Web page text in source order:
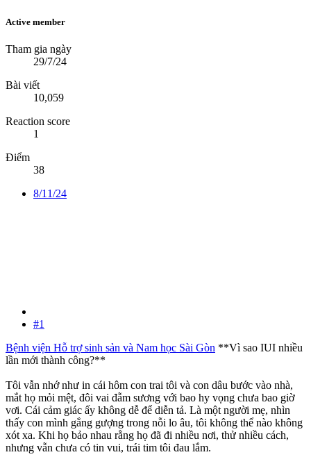
Active member
Tham gia ngày
29/7/24
Bài viết
10,059
Reaction score
1
Điểm
38
8/11/24
#1
Bệnh viện Hỗ trợ sinh sản và Nam học Sài Gòn **Vì sao IUI nhiều
lần mới thành công?**
Tôi vẫn nhớ như in cái hôm con trai tôi và con dâu bước vào nhà,
mắt họ mỏi mệt, đôi vai đẫm sương với bao hy vọng chưa bao giờ
vơi. Cái cảm giác ấy không dễ để diễn tả. Là một người mẹ, nhìn
thấy con mình gắng gượng trong nỗi lo âu, tôi không thể nào không
xót xa. Khi họ bảo nhau rằng họ đã đi nhiều nơi, thử nhiều cách,
nhưng vẫn chưa có tin vui, trái tim tôi đau lắm.